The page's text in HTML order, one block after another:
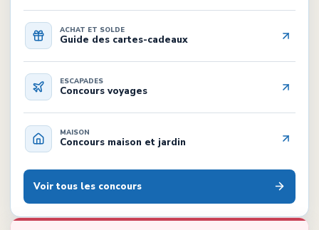
ACHAT ET SOLDE
Guide des cartes-cadeaux
ESCAPADES
Concours voyages
MAISON
Concours maison et jardin
Voir tous les concours